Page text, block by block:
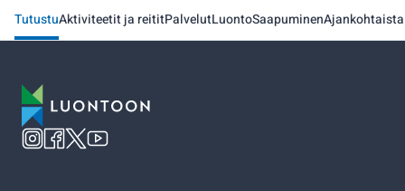
TutustuAktiviteetit ja reititPalvelutLuontoSaapuminenAjankohtaista